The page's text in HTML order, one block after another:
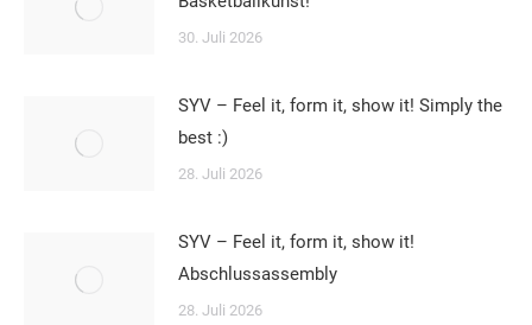
30. Juli 2026
SYV – Feel it, form it, show it! Simply the
best :)
28. Juli 2026
SYV – Feel it, form it, show it!
Abschlussassembly
28. Juli 2026